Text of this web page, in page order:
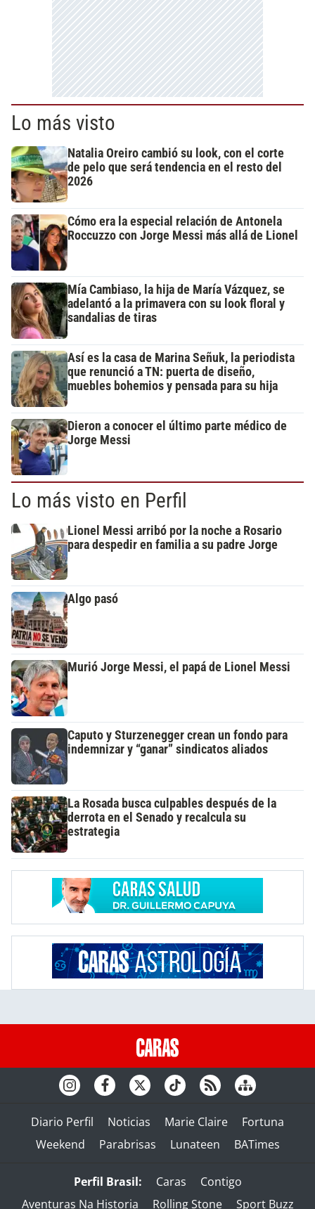
Lo más visto
Natalia Oreiro cambió su look, con el corte
de pelo que será tendencia en el resto del
2026
Cómo era la especial relación de Antonela
Roccuzzo con Jorge Messi más allá de Lionel
Mía Cambiaso, la hija de María Vázquez, se
adelantó a la primavera con su look floral y
sandalias de tiras
Así es la casa de Marina Señuk, la periodista
que renunció a TN: puerta de diseño,
muebles bohemios y pensada para su hija
Dieron a conocer el último parte médico de
Jorge Messi
Lo más visto en Perfil
Lionel Messi arribó por la noche a Rosario
para despedir en familia a su padre Jorge
Algo pasó
Murió Jorge Messi, el papá de Lionel Messi
Caputo y Sturzenegger crean un fondo para
indemnizar y “ganar” sindicatos aliados
La Rosada busca culpables después de la
derrota en el Senado y recalcula su
estrategia
Diario Perfil Noticias Marie Claire
Fortuna
Weekend
Parabrisas Lunateen BATimes
Perfil Brasil: Caras
Contigo
Aventuras Na Historia
Rolling Stone Sport Buzz